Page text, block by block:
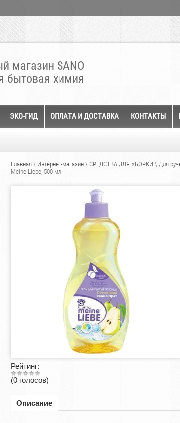
магазин SANO
бытовая химия
ЭКО-ГИД ОПЛАТА И ДОСТАВКА КОНТАКТЫ
Главная \ Интернет-магазин \ СРЕДСТВА ДЛЯ УБОРКИ \ Для
Meine Liebe, 500 мл
Рейтинг:
(0 голосов)
Описание